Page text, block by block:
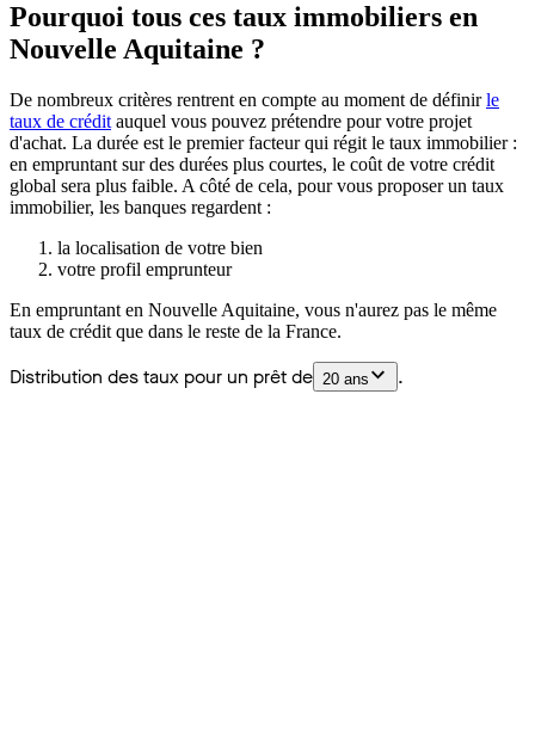
Pourquoi tous ces taux immobiliers en
Nouvelle Aquitaine ?
De nombreux critères rentrent en compte au moment de définirle
taux de crédit auquel vous pouvez prétendre pour votre projet
d'achat. La durée est le premier facteur qui régit le taux immobilier :
en empruntant sur des durées plus courtes, le coût de votre crédit
global sera plus faible. A côté de cela, pour vous proposer un taux
immobilier, les banques regardent :
la localisation de votre bien
votre profil emprunteur
En empruntant en Nouvelle Aquitaine, vous n'aurez pas le même
taux de crédit que dans le reste de la France.
Distribution des taux pour un prêt de 20 ans .